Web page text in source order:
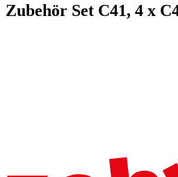
Zubehör Set C41, 4 x